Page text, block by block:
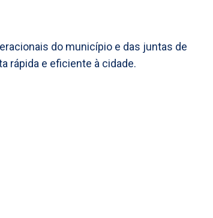
do município e das juntas de
rápida e eficiente à cidade.